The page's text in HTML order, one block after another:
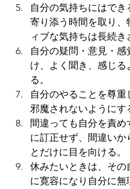
自分の気持ちにはでき
寄り添う時間を取り、
ィブな気持ちは長続き
自分の疑問・意見・感
け、よく聞き、感じる
る。
自分のやることを尊重
邪魔されないようにす
間違っても自分を責め
に訂正せず、間違いか
とだけに目を向ける。
休みたいときは、その
に寛容になり自分に無